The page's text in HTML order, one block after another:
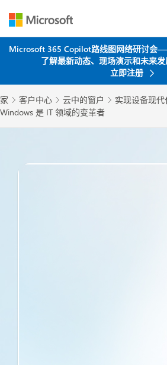
Microsoft 365 Copilot路线图网络研讨会
了解最新动态、现场演示和未来
立即注册
家  客户中心  云中的窗户 
实现设备现
Windows 是 IT 领域的变革者